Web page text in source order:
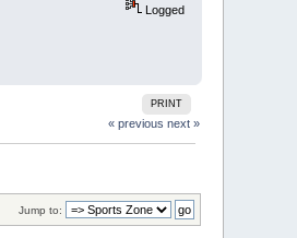
Logged
PRINT
« previous next »
Jump to: